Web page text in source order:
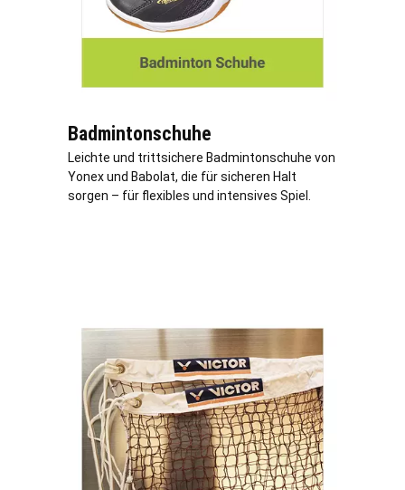
Badmintonschuhe
Leichte und trittsichere Badmintonschuhe von
Yonex und Babolat, die für sicheren Halt
sorgen – für flexibles und intensives Spiel.